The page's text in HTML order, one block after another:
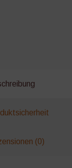
(0)